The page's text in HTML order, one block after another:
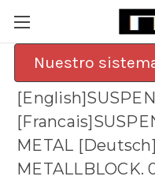
Nuestro
METAL
METALLBLOCK.